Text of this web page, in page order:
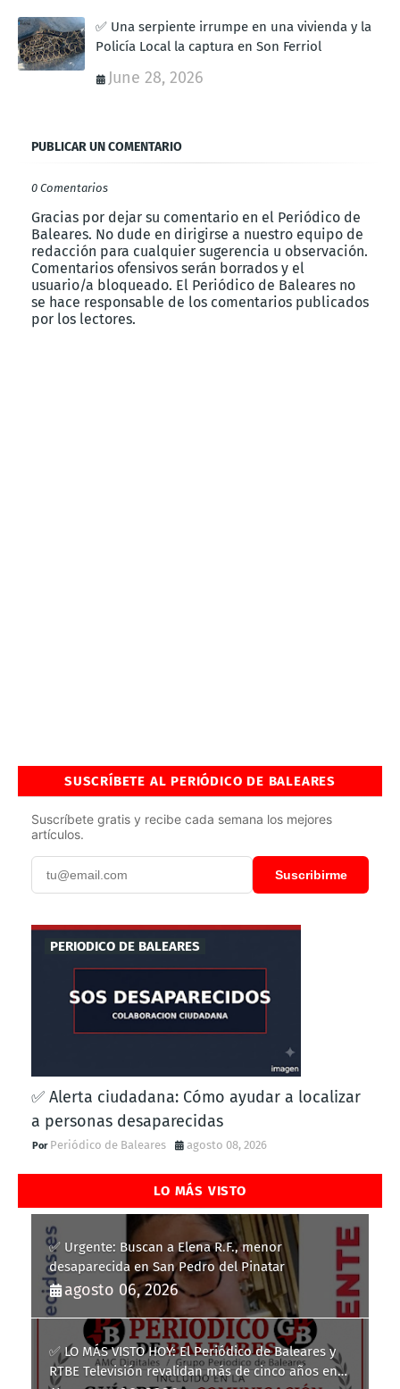
✅ Una serpiente irrumpe en una vivienda y la
Policía Local la captura en Son Ferriol
June 28, 2026
PUBLICAR UN COMENTARIO
0 Comentarios
Gracias por dejar su comentario en el Periódico de
Baleares. No dude en dirigirse a nuestro equipo de
redacción para cualquier sugerencia u observación.
Comentarios ofensivos serán borrados y el
usuario/a bloqueado. El Periódico de Baleares no
se hace responsable de los comentarios publicados
por los lectores.
SUSCRÍBETE AL PERIÓDICO DE BALEARES
Suscríbete gratis y recibe cada semana los mejores
artículos.
Suscribirme
PERIODICO DE BALEARES
✅ Alerta ciudadana: Cómo ayudar a localizar
a personas desaparecidas
Periódico de Baleares agosto 08, 2026
LO MÁS VISTO
✅ Urgente: Buscan a Elena R.F., menor
desaparecida en San Pedro del Pinatar
agosto 06, 2026
✅ LO MÁS VISTO HOY: El Periódico de Baleares y
RTBE Televisión revalidan más de cinco años en